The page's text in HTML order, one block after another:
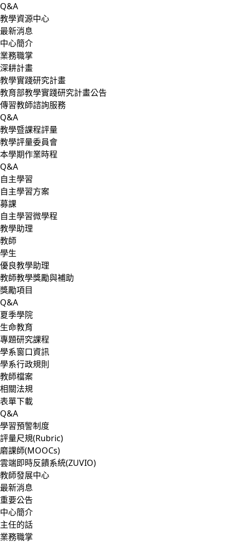
Q&A
教學資源中心
最新消息
中心簡介
業務職掌
深耕計畫
教學實踐研究計畫
教育部教學實踐研究計畫公告
傳習教師諮詢服務
Q&A
教學暨課程評量
教學評量委員會
本學期作業時程
Q&A
自主學習
自主學習方案
募課
自主學習微學程
教學助理
教師
學生
優良教學助理
教師教學獎勵與補助
獎勵項目
Q&A
夏季學院
生命教育
專題研究課程
學系窗口資訊
學系行政規則
教師檔案
相關法規
表單下載
Q&A
學習預警制度
評量尺規(Rubric)
磨課師(MOOCs)
雲端即時反饋系統(ZUVIO)
教師發展中心
最新消息
重要公告
中心簡介
主任的話
業務職掌